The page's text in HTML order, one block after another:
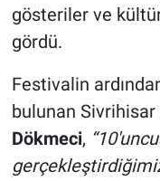
gösteriler ve
gördü.
Festivalin
bulunan Sivrihisar
Dökmeci,